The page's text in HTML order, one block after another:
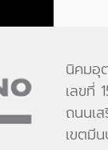
นิคมอุ
เลขที่
ถนนเ
เขตมี